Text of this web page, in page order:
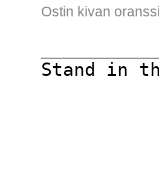
Ostin kivan
Stand in